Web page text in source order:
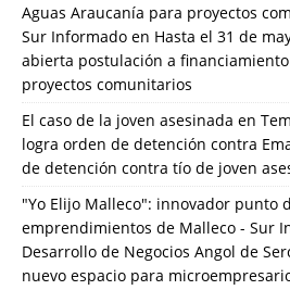
Aguas Araucanía para proyectos
Sur Informado en Hasta el 31 de
abierta postulación a
proyectos comunitarios
El caso de la joven asesinada en
logra orden de detención contra
de detención contra tío de joven
"Yo Elijo Malleco": innovador punto
emprendimientos de Malleco - Sur
Desarrollo de Negocios Angol de
nuevo espacio para